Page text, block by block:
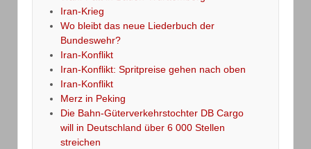
Iran-Krieg
Wo bleibt das neue Liederbuch der
Bundeswehr?
Iran-Konflikt
Iran-Konflikt: Spritpreise gehen nach oben
Iran-Konflikt
Merz in Peking
Die Bahn-Güterverkehrstochter DB Cargo
will in Deutschland über 6 000 Stellen
streichen